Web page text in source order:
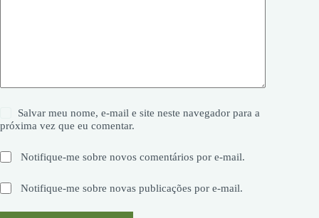
Salvar meu nome, e-mail e site neste navegador para a
próxima vez que eu comentar.
Notifique-me sobre novos comentários por e-mail.
Notifique-me sobre novas publicações por e-mail.